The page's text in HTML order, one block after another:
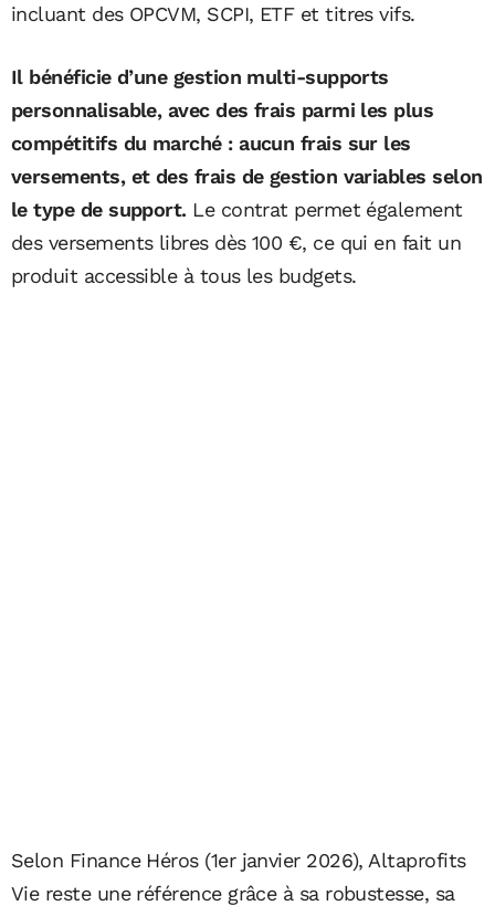
incluant des OPCVM, SCPI, ETF et titres vifs.
Il bénéficie d’une gestion multi-supports
personnalisable, avec des frais parmi les plus
compétitifs du marché : aucun frais sur les
versements, et des frais de gestion variables selon
le type de support. Le contrat permet également
des versements libres dès 100 €, ce qui en fait un
produit accessible à tous les budgets.
Selon Finance Héros (1er janvier 2026), Altaprofits
Vie reste une référence grâce à sa robustesse, sa